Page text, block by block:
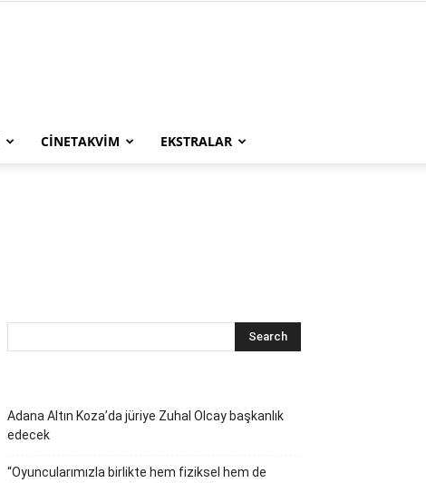
CINETAKVIM EKSTRALAR
Adana Altın Koza’da jüriye Zuhal Olcay başkanlık
edecek
“Oyuncularımızla birlikte hem fiziksel hem de